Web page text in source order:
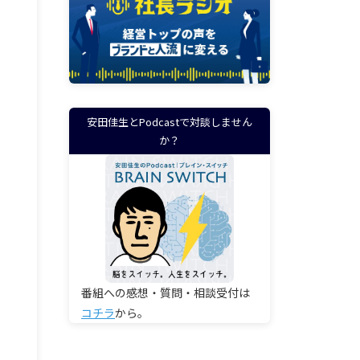
安田佳生とPodcastで対談しません
か？
番組への感想・質問・相談受付は
コチラから。